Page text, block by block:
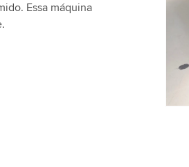
Essa máquina